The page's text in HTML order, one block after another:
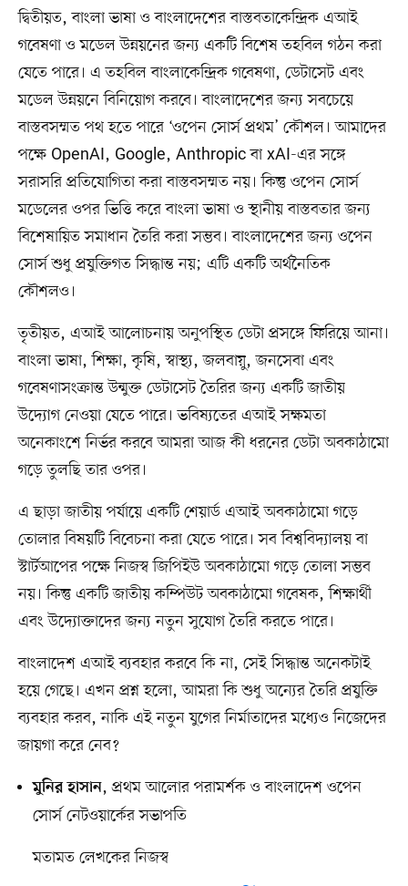
দ্বিতীয়ত, বাংলা ভাষা ও বাংলাদেশের বাস্তবতাকেন্দ্রিক এআই
গবেষণা ও মডেল উন্নয়নের জন্য একটি বিশেষ তহবিল গঠন করা
যেতে পারে। এ তহবিল বাংলাকেন্দ্রিক গবেষণা, ডেটাসেট এবং
মডেল উন্নয়নে বিনিয়োগ করবে। বাংলাদেশের জন্য সবচেয়ে
বাস্তবসম্মত পথ হতে পারে ‘ওপেন সোর্স প্রথম’ কৌশল। আমাদের
পক্ষে OpenAI, Google, Anthropic বা xAI-এর সঙ্গে
সরাসরি প্রতিযোগিতা করা বাস্তবসম্মত নয়। কিন্তু ওপেন সোর্স
মডেলের ওপর ভিত্তি করে বাংলা ভাষা ও স্থানীয় বাস্তবতার জন্য
বিশেষায়িত সমাধান তৈরি করা সম্ভব। বাংলাদেশের জন্য ওপেন
সোর্স শুধু প্রযুক্তিগত সিদ্ধান্ত নয়; এটি একটি অর্থনৈতিক
কৌশলও।
তৃতীয়ত, এআই আলোচনায় অনুপস্থিত ডেটা প্রসঙ্গে ফিরিয়ে আনা।
বাংলা ভাষা, শিক্ষা, কৃষি, স্বাস্থ্য, জলবায়ু, জনসেবা এবং
গবেষণাসংক্রান্ত উন্মুক্ত ডেটাসেট তৈরির জন্য একটি জাতীয়
উদ্যোগ নেওয়া যেতে পারে। ভবিষ্যতের এআই সক্ষমতা
অনেকাংশে নির্ভর করবে আমরা আজ কী ধরনের ডেটা অবকাঠামো
গড়ে তুলছি তার ওপর।
এ ছাড়া জাতীয় পর্যায়ে একটি শেয়ার্ড এআই অবকাঠামো গড়ে
তোলার বিষয়টি বিবেচনা করা যেতে পারে। সব বিশ্ববিদ্যালয় বা
স্টার্টআপের পক্ষে নিজস্ব জিপিইউ অবকাঠামো গড়ে তোলা সম্ভব
নয়। কিন্তু একটি জাতীয় কম্পিউট অবকাঠামো গবেষক, শিক্ষার্থী
এবং উদ্যোক্তাদের জন্য নতুন সুযোগ তৈরি করতে পারে।
বাংলাদেশ এআই ব্যবহার করবে কি না, সেই সিদ্ধান্ত অনেকটাই
হয়ে গেছে। এখন প্রশ্ন হলো, আমরা কি শুধু অন্যের তৈরি প্রযুক্তি
ব্যবহার করব, নাকি এই নতুন যুগের নির্মাতাদের মধ্যেও নিজেদের
জায়গা করে নেব?
মুনির হাসান, প্রথম আলোর পরামর্শক ও বাংলাদেশ ওপেন
সোর্স নেটওয়ার্কের সভাপতি
মতামত লেখকের নিজস্ব